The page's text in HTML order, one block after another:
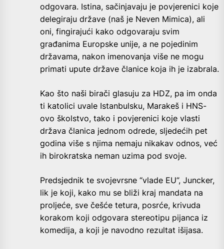
odgovara. Istina, sačinjavaju je povjerenici koje
delegiraju države (naš je Neven Mimica), ali
oni, fingirajući kako odgovaraju svim
građanima Europske unije, a ne pojedinim
državama, nakon imenovanja više ne mogu
primati upute države članice koja ih je izabrala.
Kao što naši birači glasuju za HDZ, pa im onda
ti katolici uvale Istanbulsku, Marakeš i HNS-
ovo školstvo, tako i povjerenici koje vlasti
država članica jednom odrede, sljedećih pet
godina više s njima nemaju nikakav odnos, već
ih birokratska neman uzima pod svoje.
Predsjednik te svojevrsne “vlade EU”, Juncker,
lik je koji, kako mu se bliži kraj mandata na
proljeće, sve češće tetura, posrće, krivuda
korakom koji odgovara stereotipu pijanca iz
komedija, a koji je navodno rezultat išijasa.